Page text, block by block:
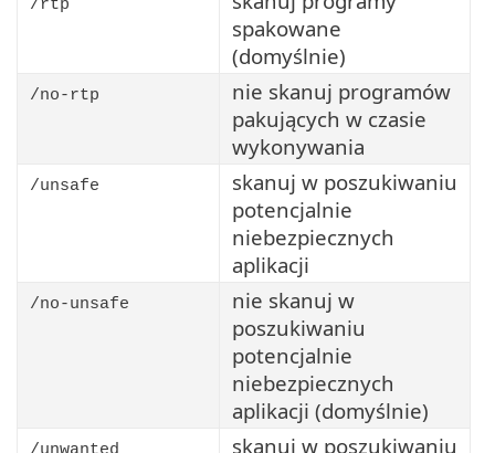
/rtp
spakowane
(domyślnie)
/no-rtp
nie skanuj programów
pakujących w czasie
wykonywania
/unsafe
skanuj w poszukiwaniu
potencjalnie
niebezpiecznych
aplikacji
/no-unsafe
nie skanuj w
poszukiwaniu
potencjalnie
niebezpiecznych
aplikacji (domyślnie)
skanuj w poszukiwaniu